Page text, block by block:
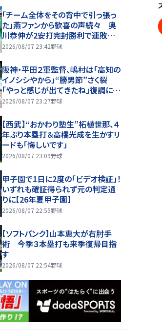
「チーム全体をその背中で引っ張っ
た」燕ファンから歓喜の声続々 奥
川恭伸が2安打完封勝利で連敗スト
ップ「まさに頼れるエースの仕事！」
2026/08/07 23:42野球
阪神・平田２軍監督、嶋村は「高知の
イノシシやから」“勝男節”さく裂
「やっと感じが出てきたね」復調に太
鼓判【一問一答】
2026/08/07 23:27野球
【西武】“おかわり塾生”柘植世那、４
年ぶり本塁打＆高橋光成を生かすリ
ードも「悔しいです」
2026/08/07 23:09野球
甲子園で1日に2度の「ビデオ検証」！
いずれも確証得られず元の判定通
りに【26年夏甲子園】
2026/08/07 22:55野球
【ソフトバンク】山本恵大が右肘手
術 今季３本塁打も来季復帰目指
す
2026/08/07 22:54野球